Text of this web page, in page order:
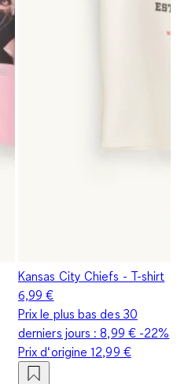
Kansas City Chiefs - T-shirt
6,99 €
Prix le plus bas des 30
derniers jours :8,99 €-22%
Prix d‘origine12,99 €